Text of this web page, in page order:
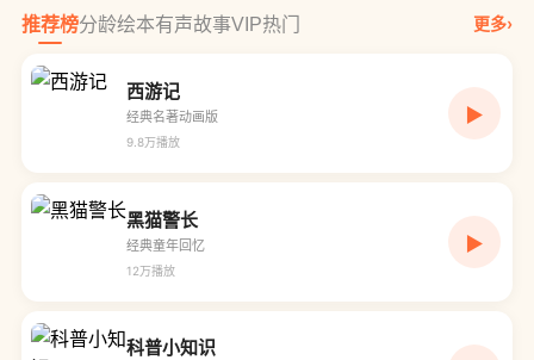
推荐榜分龄绘本有声故事VIP热门 更多›
西游记
经典名著动画版
9.8万播放
▶
黑猫警长
经典童年回忆
12万播放
▶
科普小知识